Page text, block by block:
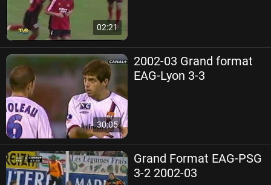
02:21
30:05
2002-03 Grand format
EAG-Lyon 3-3
Grand Format EAG-PSG
3-2 2002-03